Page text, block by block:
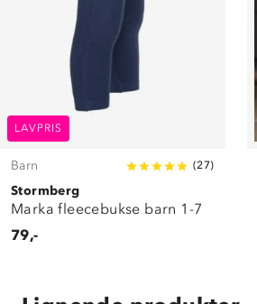
LAVPRIS
Barn (27)
Stormberg
Marka fleecebukse barn 1-7
79,-